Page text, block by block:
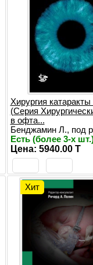
Хирургия
(Серия
в офта...
Бенджамин Л., под
Есть (более 3-х
Цена: 5940.00 T
Хит